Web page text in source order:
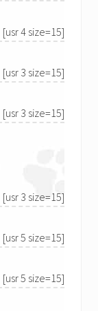
[usr 4 size=15]
[usr 3 size=15]
[usr 3 size=15]
[usr 3 size=15]
[usr 5 size=15]
[usr 5 size=15]